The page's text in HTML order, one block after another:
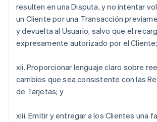
resulten en una Disputa, y no intentar
un Cliente por una Transacción
y devuelta al Usuario, salvo que el
expresamente autorizado por el Cliente;
xii. Proporcionar lenguaje claro sobre
cambios que sea consistente con las
de Tarjetas; y
xiii. Emitir y entregar a los Clientes una